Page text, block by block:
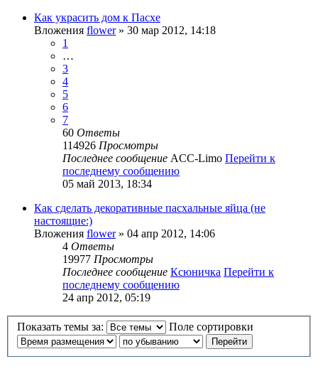
Как украсить дом к Пасхе
Вложения flower» 30 мар 2012, 14:18
1
…
3
4
5
6
7
60 Ответы
114926 Просмотры
Последнее сообщение ACC-Limo Перейти к
последнему сообщению
05 май 2013, 18:34
Как сделать декоративные пасхальные яйца (не
настоящие:)
Вложения flower» 04 апр 2012, 14:06
4 Ответы
19977 Просмотры
Последнее сообщение Ксюничка Перейти к
последнему сообщению
24 апр 2012, 05:19
Показать темы за: Поле сортировки